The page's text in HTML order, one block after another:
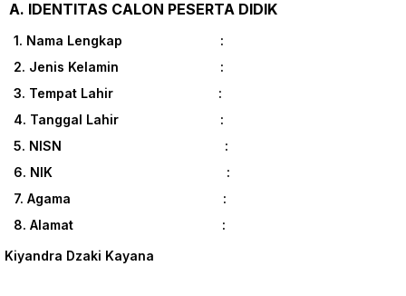
A. IDENTITAS CALON PESERTA DIDIK
1. Nama Lengkap :
2. Jenis Kelamin :
3. Tempat Lahir :
4. Tanggal Lahir :
5. NISN :
6. NIK :
7. Agama :
8. Alamat :
Kiyandra Dzaki Kayana